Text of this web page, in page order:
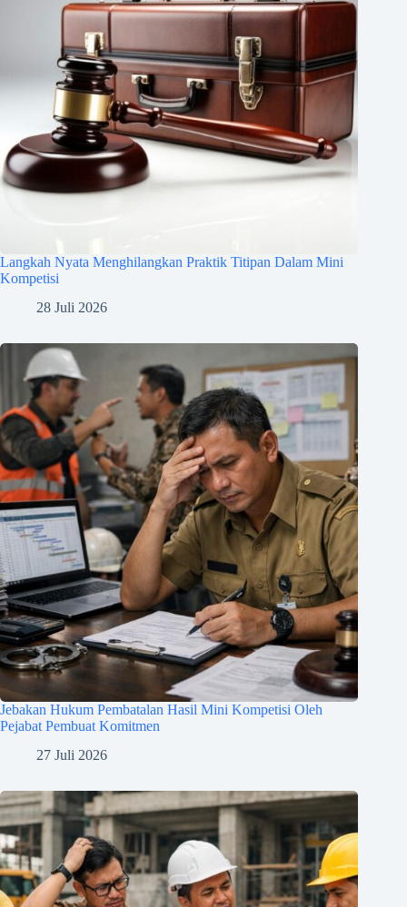
Langkah Nyata Menghilangkan Praktik Titipan Dalam Mini
Kompetisi
28 Juli 2026
Jebakan Hukum Pembatalan Hasil Mini Kompetisi Oleh
Pejabat Pembuat Komitmen
27 Juli 2026